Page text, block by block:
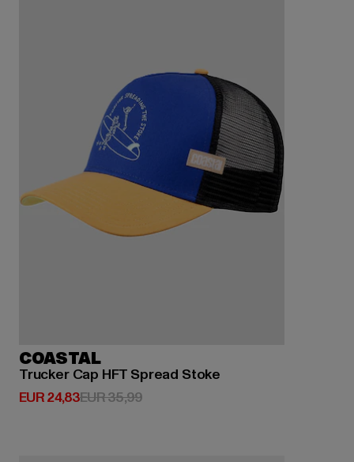
COASTAL
Trucker Cap HFT Spread Stoke
EUR 24,83
Huidige prijs: EUR 24,83
EUR 35,99Actieprijs: EUR 35,99